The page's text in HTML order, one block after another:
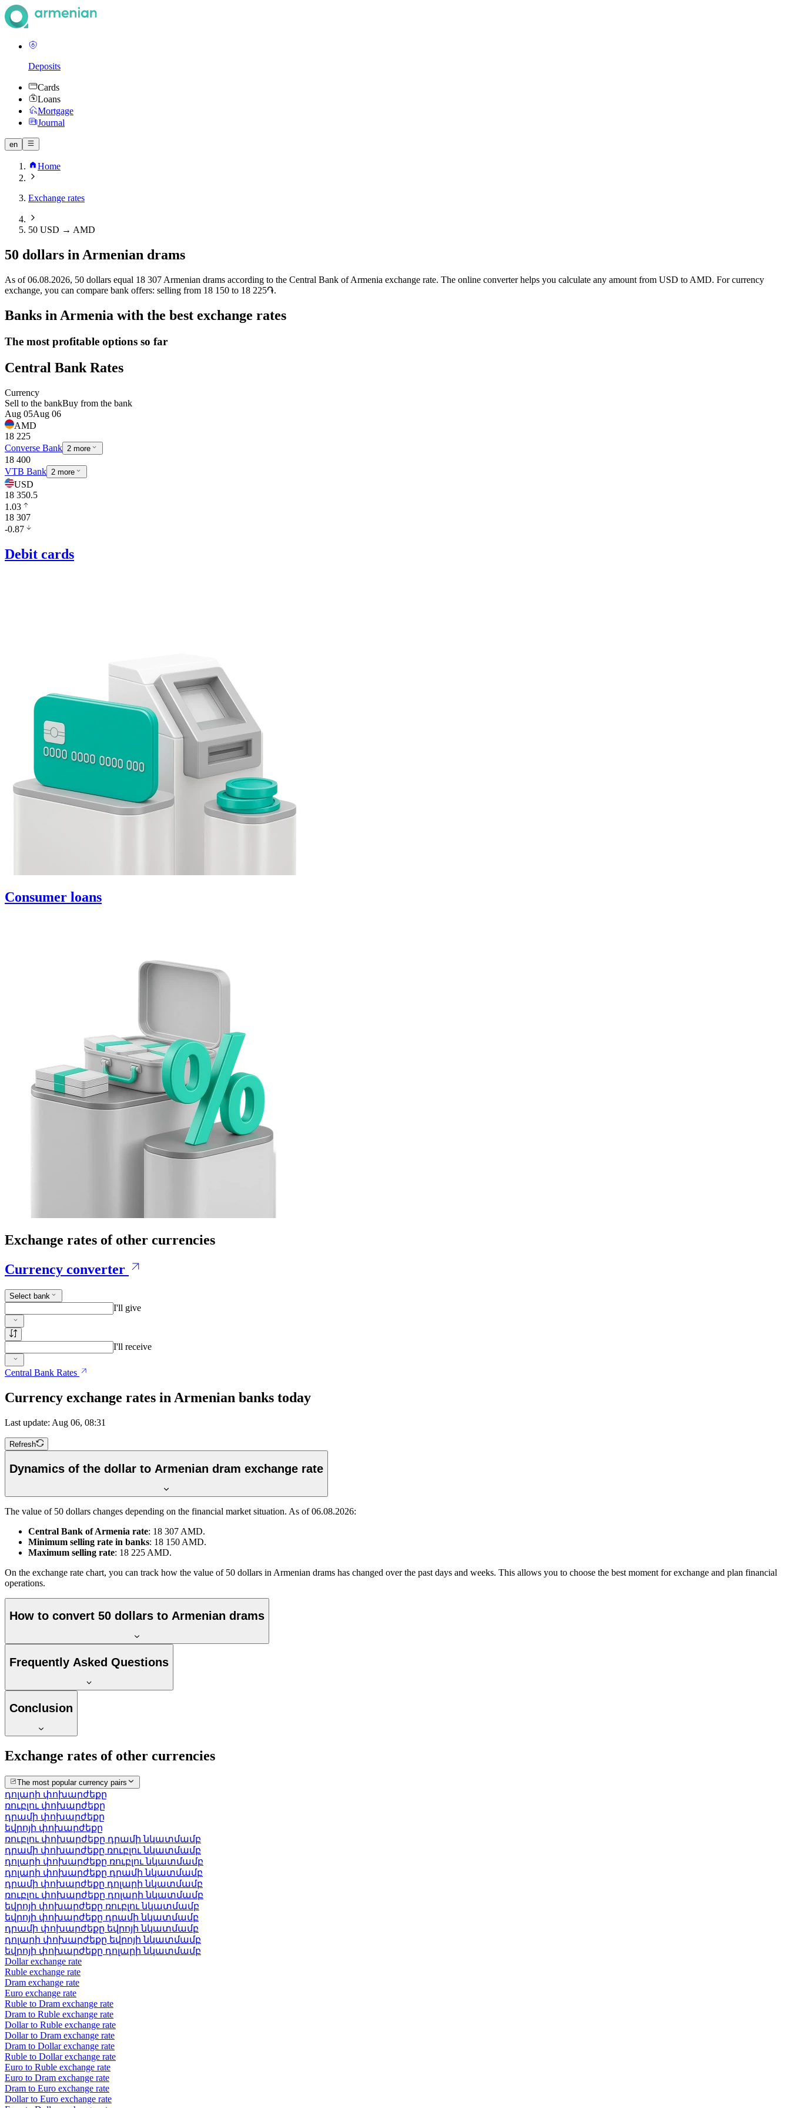
Deposits
Cards
Loans
Mortgage
Journal
en
Home
Exchange rates
50 USD → AMD
50 dollars in Armenian drams
As of 06.08.2026, 50 dollars equal 18 307 Armenian drams according to the Central Bank of Armenia exchange rate. The online converter helps you calculate any amount from USD to AMD. For currency
exchange, you can compare bank offers: selling from 18 150 to 18 225֏.
Banks in Armenia with the best exchange rates
The most profitable options so far
Central Bank Rates
Currency
Sell to the bankBuy from the bank
Aug 05Aug 06
AMD
18 225
Converse Bank 2 more
18 400
VTB Bank 2 more
USD
18 350.5
1.03
18 307
-0.87
Debit cards
Consumer loans
Exchange rates of other currencies
Currency converter
Select bank
I'll give
I'll receive
Central Bank Rates
Currency exchange rates in Armenian banks today
Last update: Aug 06, 08:31
Refresh
Dynamics of the dollar to Armenian dram exchange rate
The value of 50 dollars changes depending on the financial market situation. As of 06.08.2026:
Central Bank of Armenia rate: 18 307 AMD.
Minimum selling rate in banks: 18 150 AMD.
Maximum selling rate: 18 225 AMD.
On the exchange rate chart, you can track how the value of 50 dollars in Armenian drams has changed over the past days and weeks. This allows you to choose the best moment for exchange and plan financial
operations.
How to convert 50 dollars to Armenian drams
Frequently Asked Questions
Conclusion
Exchange rates of other currencies
The most popular currency pairs
դոլարի փոխարժեքը
ռուբլու փոխարժեքը
դրամի փոխարժեքը
եվրոյի փոխարժեքը
ռուբլու փոխարժեքը դրամի նկատմամբ
դրամի փոխարժեքը ռուբլու նկատմամբ
դոլարի փոխարժեքը ռուբլու նկատմամբ
դոլարի փոխարժեքը դրամի նկատմամբ
դրամի փոխարժեքը դոլարի նկատմամբ
ռուբլու փոխարժեքը դոլարի նկատմամբ
եվրոյի փոխարժեքը ռուբլու նկատմամբ
եվրոյի փոխարժեքը դրամի նկատմամբ
դրամի փոխարժեքը եվրոյի նկատմամբ
դոլարի փոխարժեքը եվրոյի նկատմամբ
եվրոյի փոխարժեքը դոլարի նկատմամբ
Dollar exchange rate
Ruble exchange rate
Dram exchange rate
Euro exchange rate
Ruble to Dram exchange rate
Dram to Ruble exchange rate
Dollar to Ruble exchange rate
Dollar to Dram exchange rate
Dram to Dollar exchange rate
Ruble to Dollar exchange rate
Euro to Ruble exchange rate
Euro to Dram exchange rate
Dram to Euro exchange rate
Dollar to Euro exchange rate